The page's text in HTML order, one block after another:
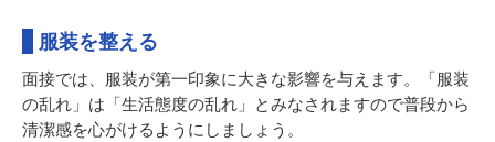
服装を整える
面接では、服装が第一印象に大きな影響を与えます。「服装
の乱れ」は「生活態度の乱れ」とみなされますので普段から
清潔感を心がけるようにしましょう。